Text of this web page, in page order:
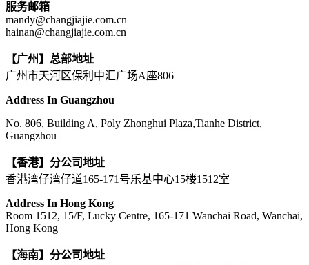
服务邮箱
mandy@changjiajie.com.cn
hainan@changjiajie.com.cn
【广州】总部地址
广州市天河区保利中汇广场A座806
Address In Guangzhou
No. 806, Building A, Poly Zhonghui Plaza,Tianhe District,
Guangzhou
【香港】分公司地址
香港湾仔湾仔道165-171号乐基中心15楼1512室
Address In Hong Kong
Room 1512, 15/F, Lucky Centre, 165-171 Wanchai Road, Wanchai,
Hong Kong
【海南】分公司地址